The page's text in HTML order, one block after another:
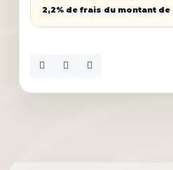
2,2% de frais du montant de